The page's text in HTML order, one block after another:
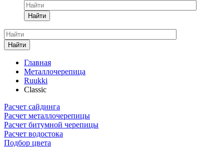
Найти
Найти
Главная
Металлочерепица
Ruukki
Classic
Расчет сайдинга
Расчет металлочерепицы
Расчет битумной черепицы
Расчет водостока
Подбор цвета